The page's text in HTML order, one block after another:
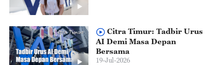
Citra Timur: Tadbir Urus
AI Demi Masa Depan
Bersama
19-Jul-2026